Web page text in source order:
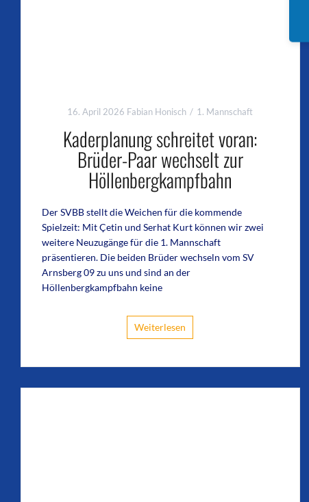
16. April 2026 Fabian Honisch 1. Mannschaft
Kaderplanung schreitet voran:
Brüder-Paar wechselt zur
Höllenbergkampfbahn
Der SVBB stellt die Weichen für die kommende
Spielzeit: Mit Çetin und Serhat Kurt können wir zwei
weitere Neuzugänge für die 1. Mannschaft
präsentieren. Die beiden Brüder wechseln vom SV
Arnsberg 09 zu uns und sind an der
Höllenbergkampfbahn keine
Weiterlesen